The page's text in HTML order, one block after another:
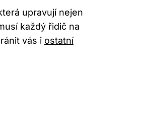
upravují nejen
každý řidič na
vás i ostatní